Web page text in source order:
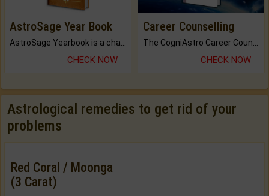
AstroSage Year Book
AstroSage Yearbook is a channel to fulfill your dreams and destiny.
CHECK NOW
Career Counselling
The CogniAstro Career Counselling Report is the most comprehensive report available on this topic.
CHECK NOW
Astrological remedies to get rid of your
problems
Red Coral / Moonga
(3 Carat)